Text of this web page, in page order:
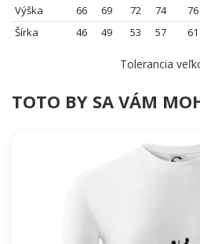
Výška 66 69 72 74 76
Šírka
46 49 53 57 61
Tolerancia
TOTO BY SA VÁM